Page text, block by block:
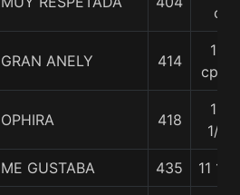
c
GRAN ANELY 414
10
cpos
OPHIRA 418
10
1/4
ME GUSTABA 435 11 1/2